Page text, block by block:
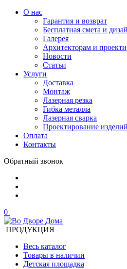
О нас
Гарантия и возврат
Бесплатная смета и
Галерея
Архитекторам и
Новости
Статьи
Услуги
Доставка
Монтаж
Лазерная резка
Гибка металла
Лазерная сварка
Проектирование
Оплата
Контакты
Обратный звонок
0
ПРОДУКЦИЯ
Весь каталог
Товары в наличии
Детская площадка